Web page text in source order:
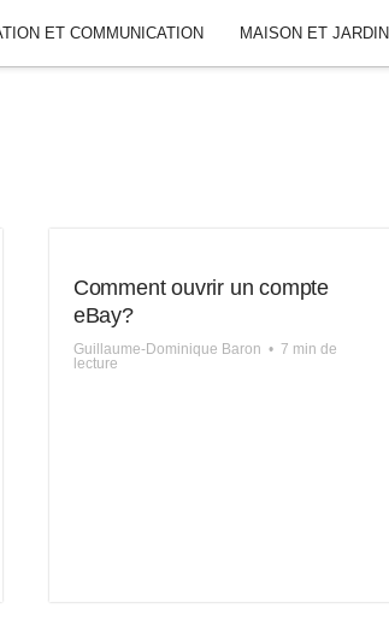
ET COMMUNICATION MAISON ET JARDIN
Comment ouvrir un compte
eBay?
Guillaume-Dominique Baron • 7 min de
lecture